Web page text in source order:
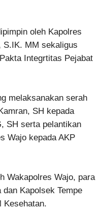
oleh Kapolres
S.IK. MM sekaligus
Integrtitas Pejabat
melaksanakan serah
SH kepada
SH serta pelantikan
Wajo kepada AKP
Wakapolres Wajo, para
Kapolsek Tempe
Kesehatan.